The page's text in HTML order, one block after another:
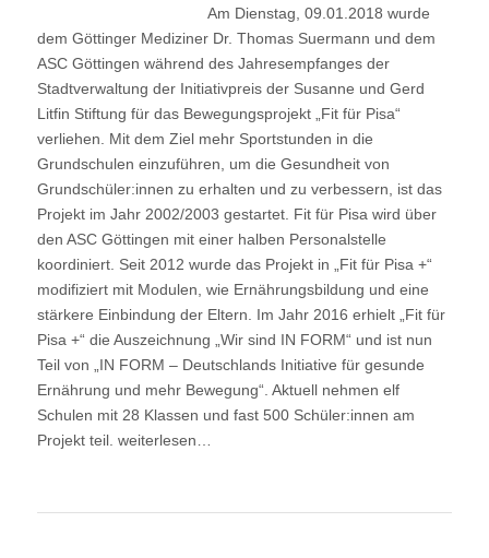
Am Dienstag, 09.01.2018 wurde
dem Göttinger Mediziner Dr. Thomas Suermann und dem
ASC Göttingen während des Jahresempfanges der
Stadtverwaltung der Initiativpreis der Susanne und Gerd
Litfin Stiftung für das Bewegungsprojekt „Fit für Pisa“
verliehen. Mit dem Ziel mehr Sportstunden in die
Grundschulen einzuführen, um die Gesundheit von
Grundschüler:innen zu erhalten und zu verbessern, ist das
Projekt im Jahr 2002/2003 gestartet. Fit für Pisa wird über
den ASC Göttingen mit einer halben Personalstelle
koordiniert. Seit 2012 wurde das Projekt in „Fit für Pisa +“
modifiziert mit Modulen, wie Ernährungsbildung und eine
stärkere Einbindung der Eltern. Im Jahr 2016 erhielt „Fit für
Pisa +“ die Auszeichnung „Wir sind IN FORM“ und ist nun
Teil von „IN FORM – Deutschlands Initiative für gesunde
Ernährung und mehr Bewegung“. Aktuell nehmen elf
Schulen mit 28 Klassen und fast 500 Schüler:innen am
Projekt teil. weiterlesen…